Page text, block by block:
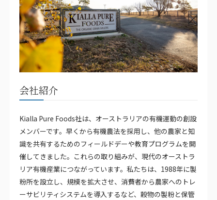
会社紹介
Kialla Pure Foods社は、オーストラリアの有機運動の創設
メンバーです。早くから有機農法を採用し、他の農家と知
識を共有するためのフィールドデーや教育プログラムを開
催してきました。これらの取り組みが、現代のオーストラ
リア有機産業につながっています。私たちは、1988年に製
粉所を設立し、規模を拡大させ、消費者から農家へのトレ
ーサビリティシステムを導入するなど、穀物の製粉と保管